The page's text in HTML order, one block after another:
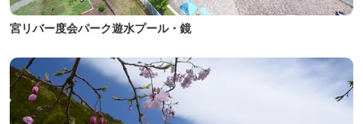
宮リバー度会パーク遊水プール・鏡